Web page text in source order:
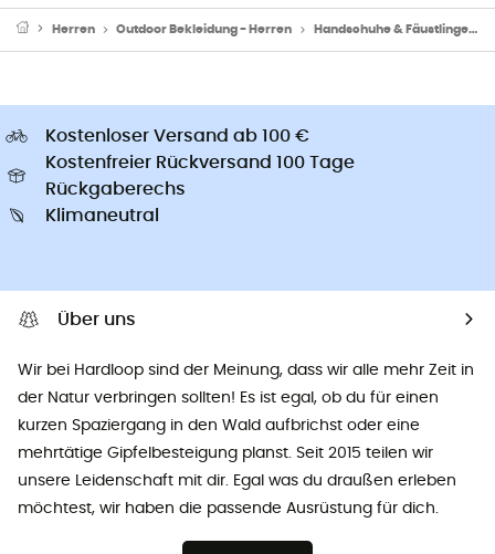
Herren Outdoor Bekleidung - Herren Handschuhe & Fäustlinge
Kostenloser Versand ab 100 €
Kostenfreier Rückversand 100 Tage
Rückgaberechs
Klimaneutral
Über uns
Wir bei Hardloop sind der Meinung, dass wir alle mehr Zeit in
der Natur verbringen sollten! Es ist egal, ob du für einen
kurzen Spaziergang in den Wald aufbrichst oder eine
mehrtätige Gipfelbesteigung planst. Seit 2015 teilen wir
unsere Leidenschaft mit dir. Egal was du draußen erleben
möchtest, wir haben die passende Ausrüstung für dich.